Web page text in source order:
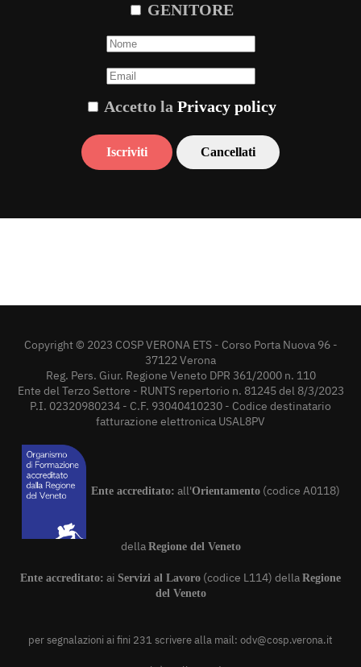
GENITORE
Accetto la Privacy policy
Copyright © 2023 COSP VERONA ETS - Corso Porta Nuova 96 -
37122 Verona
Reg. Pers. Giur. Regione Veneto DPR 361/2000 n. 110
Ente del Terzo Settore - RUNTS repertorio n. 81245 del 8/3/2023
P.I. 02320980234 - C.F. 93040410230 - Codice destinatario
fatturazione elettronica USAL8PV
Ente accreditato: all'Orientamento(codice A0118)
della Regione del Veneto
Ente accreditato: ai Servizi al Lavoro (codice L114) della Regione
del Veneto
per segnalazioni ai fini 231 scrivere alla mail: odv@cosp.verona.it